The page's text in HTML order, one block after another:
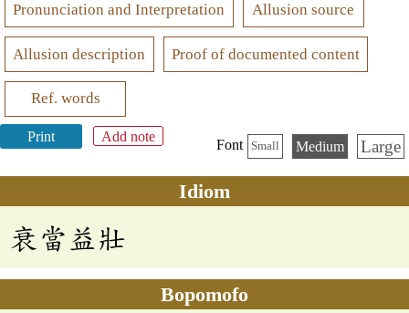
Pronunciation and Interpretation Allusion source
Allusion description Proof of documented content
Ref. words
Print Add note
Font Small Medium Large
Idiom
衰當益壯
Bopomofo